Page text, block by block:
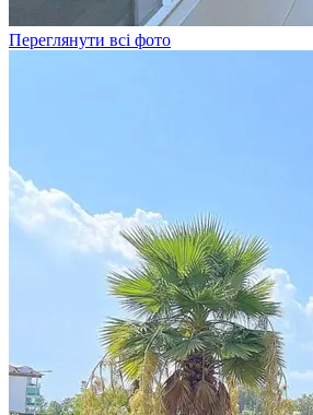
Переглянути всі фото